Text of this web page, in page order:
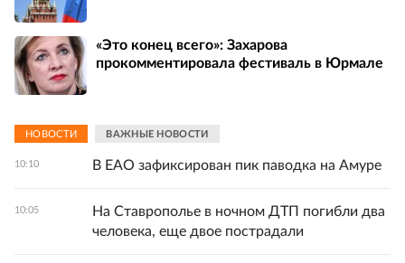
«Это конец всего»: Захарова
прокомментировала фестиваль в Юрмале
НОВОСТИ ВАЖНЫЕ НОВОСТИ
10:10 В ЕАО зафиксирован пик паводка на Амуре
10:05
На Ставрополье в ночном ДТП погибли два
человека, еще двое пострадали